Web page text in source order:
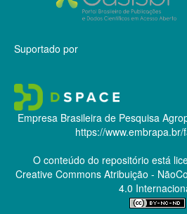
Suportado por
Empresa Brasileira de Pesquisa
https://www.embrapa.br/
O conteúdo do repositório está
Creative CommonsAtribuição -
4.0